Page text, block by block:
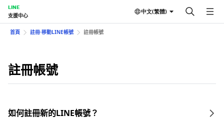
LINE
支援中心
中文(繁體)
首頁 註冊⋅移動LINE帳號 註冊帳號
註冊帳號
如何註冊新的LINE帳號？